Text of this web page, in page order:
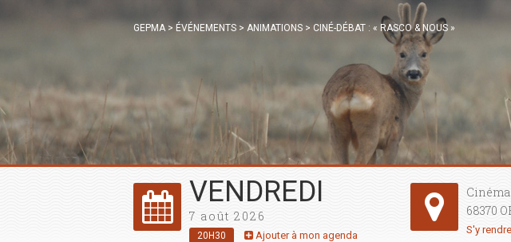
GEPMA> ÉVÉNEMENTS > ANIMATIONS > CINÉ-DÉBAT : « RASCO & NOUS »
VENDREDI
7 août 2026
20H30 Ajouter à mon agenda
68370
S'y rendre